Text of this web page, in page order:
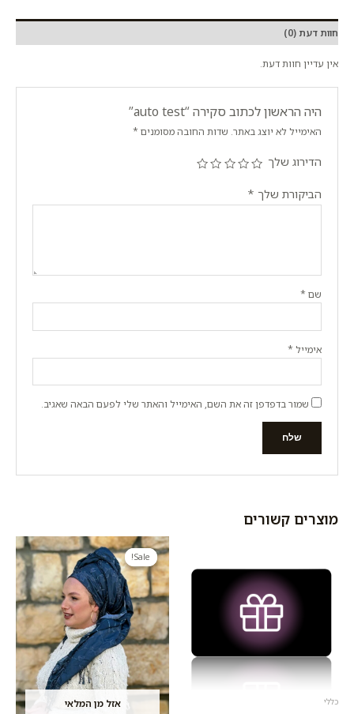
חוות דעת (0)
אין עדיין חוות דעת.
היה הראשון לכתוב סקירה “auto test”
האימייל לא יוצג באתר. שדות החובה מסומנים *
הדירוג שלך
הביקורת שלך *
שם *
אימייל *
שמור בדפדפן זה את השם, האימייל והאתר שלי לפעם הבאה שאגיב.
מוצרים קשורים
כללי
Sale!
אזל מן המלאי
Sale!
המחיר
המקורי
היה:
140.00 ₪.
המחיר
הנוכחי
הוא:
100.00 ₪.